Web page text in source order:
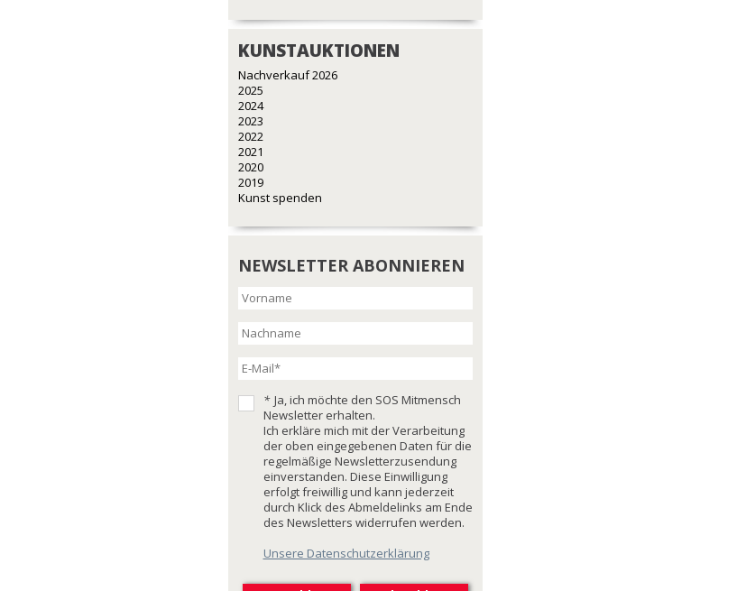
KUNSTAUKTIONEN
Nachverkauf 2026
2025
2024
2023
2022
2021
2020
2019
Kunst spenden
NEWSLETTER ABONNIEREN
* Ja, ich möchte den SOS Mitmensch
Newsletter erhalten.
Ich erkläre mich mit der Verarbeitung
der oben eingegebenen Daten für die
regelmäßige Newsletterzusendung
einverstanden. Diese Einwilligung
erfolgt freiwillig und kann jederzeit
durch Klick des Abmeldelinks am Ende
des Newsletters widerrufen werden.
Unsere Datenschutzerklärung